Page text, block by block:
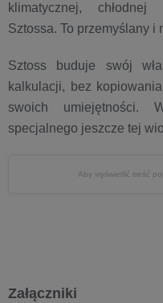
klimatycznej,
Sztossa. To przemyślany i
Sztoss buduje swój
kalkulacji, bez
swoich umiejętności.
specjalnego jeszcze tej
Aby wyświetlić treść
Załączniki